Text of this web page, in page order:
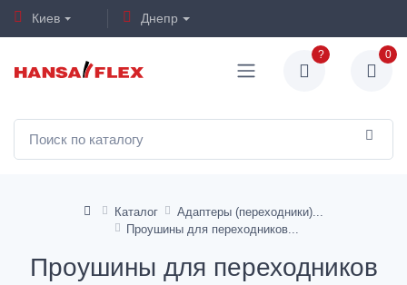
Киев Днепр
? 0
Каталог
Адаптеры (переходники)
Проушины для переходников
Проушины для переходников